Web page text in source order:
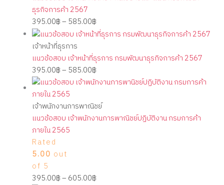
ธุรกิจการค้า 2567
395.00฿– 585.00฿
เจ้าหน้าที่ธุรการ
แนวข้อสอบ เจ้าหน้าที่ธุรการ กรมพัฒนาธุรกิจการค้า 2567
395.00฿– 585.00฿
เจ้าพนักงานการพาณิชย์
แนวข้อสอบ เจ้าพนักงานการพาณิชย์ปฏิบัติงาน กรมการค้า
ภายใน 2565
Rated
5.00 out
of 5
395.00฿– 605.00฿